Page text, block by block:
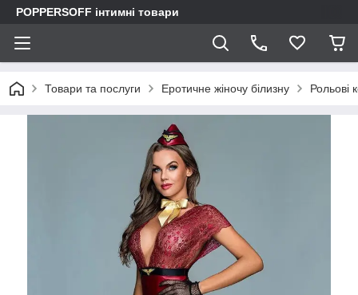
POPPERSOFF інтимні товари
Товари та послуги Еротичне жіночу білизну Рольові